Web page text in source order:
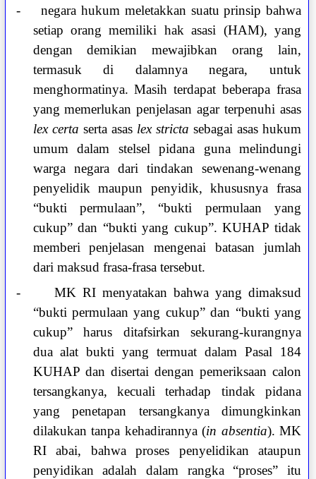
-
negara hukum meletakkan suatu prinsip bahwa
setiap orang memiliki hak asasi (HAM), yang
dengan demikian mewajibkan orang lain,
termasuk di dalamnya negara, untuk
menghormatinya. Masih terdapat beberapa frasa
yang memerlukan penjelasan agar terpenuhi asas
lex certa serta asas lex stricta sebagai asas hukum
umum dalam stelsel pidana guna melindungi
warga negara dari tindakan sewenang-wenang
penyelidik maupun penyidik, khususnya frasa
“bukti permulaan”, “bukti permulaan yang
cukup” dan “bukti yang cukup”. KUHAP tidak
memberi penjelasan mengenai batasan jumlah
dari maksud frasa-frasa tersebut.
-
MK RI menyatakan bahwa yang dimaksud
“bukti permulaan yang cukup” dan “bukti yang
cukup” harus ditafsirkan sekurang-kurangnya
dua alat bukti yang termuat dalam Pasal 184
KUHAP dan disertai dengan pemeriksaan calon
tersangkanya, kecuali terhadap tindak pidana
yang penetapan tersangkanya dimungkinkan
dilakukan tanpa kehadirannya (in absentia). MK
RI abai, bahwa proses penyelidikan ataupun
penyidikan adalah dalam rangka “proses” itu